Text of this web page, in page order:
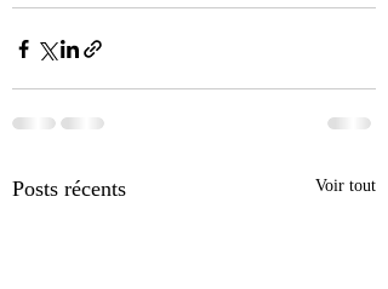
Posts récents Voir tout